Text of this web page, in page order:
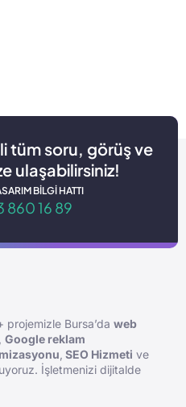
tüm soru, görüş ve
ulaşabilirsiniz!
BILGI HATTI
860 16 89
projemizle Bursa’da web
Google reklam
SEO Hizmeti ve
İşletmenizi dijitalde